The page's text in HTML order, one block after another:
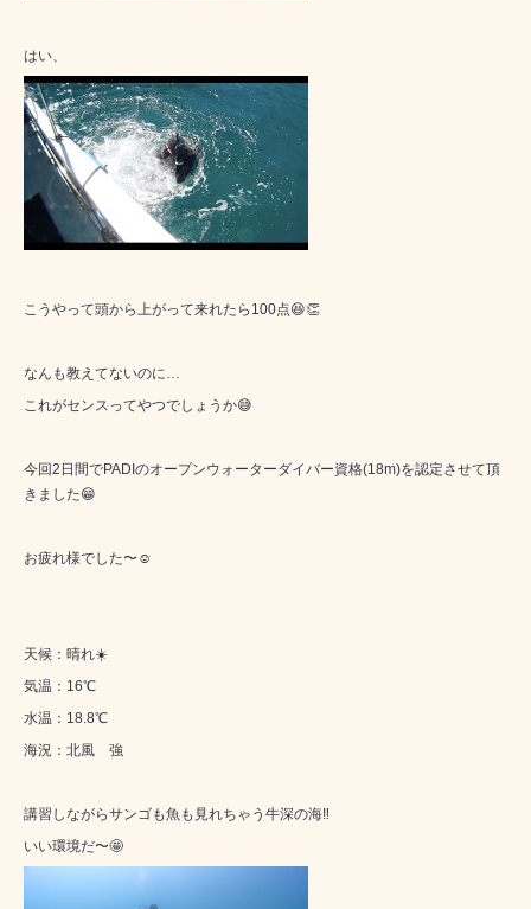
はい、
こうやって頭から上がって来れたら100点😆👏
なんも教えてないのに…
これがセンスってやつでしょうか😅
今回2日間でPADIのオープンウォーターダイバー資格(18m)を認定させて頂
きました😁
お疲れ様でした〜☺️
天候：晴れ☀️
気温：16℃
水温：18.8℃
海況：北風 強
講習しながらサンゴも魚も見れちゃう牛深の海‼️
いい環境だ〜🤩